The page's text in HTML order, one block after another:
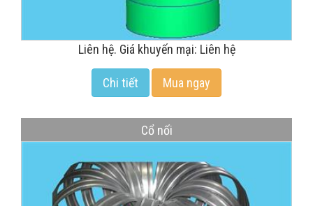
Liên hệ. Giá khuyến mại: Liên hệ
Chi tiết Mua ngay
Cổ nối